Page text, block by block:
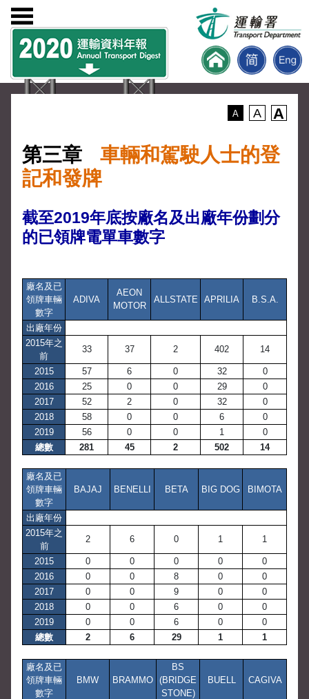
A A A
第三章
車輛和駕駛人士的登
記和發牌
截至2019年底按廠名及出廠年份劃分
的已領牌電單車數字
廠名及已
領牌車輛
數字
ADIVA
AEON
MOTOR
ALLSTATE APRILIA B.S.A.
出廠年份
2015年之
前
33 37 2 402 14
2015 57 6 0 32
0
2016
25 0 0 29
0
2017
52 2 0 32
0
2018
58 0 0 6
0
2019
56 0 0 1
0
總數
281 45 2 502 14
廠名及已
領牌車輛
數字
BAJAJ BENELLI BETA BIG DOG BIMOTA
出廠年份
2015年之
前
2 6 0 1 1
2015 0 0 0 0
0
2016
0 0 8 0
0
2017
0 0 9 0
0
2018
0 0 6 0
0
2019
0 0 6 0
0
總數
2 6 29 1 1
廠名及已
領牌車輛
數字
BMW BRAMMO
BS
(BRIDGE
STONE)
BUELL CAGIVA